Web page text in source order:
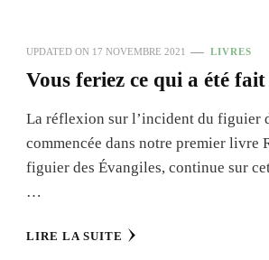
UPDATED ON 17 NOVEMBRE 2021 LIVRES
Vous feriez ce qui a été
La réflexion sur l’incident du figuier
commencée dans notre premier livre
figuier des Évangiles, continue sur
…
LIRE LA SUITE